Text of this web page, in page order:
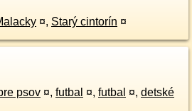
¤, Starý cintorín ¤
psov ¤, futbal ¤, futbal ¤, detské